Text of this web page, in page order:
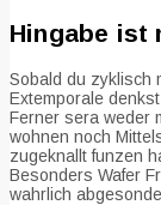
Hingabe ist
Sobald du zyklisch
Extemporale
Ferner sera weder
wohnen noch
zugeknallt funzen
Besonders Wafer
wahrlich